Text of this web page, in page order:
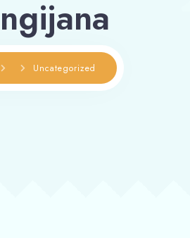
Uncategorized